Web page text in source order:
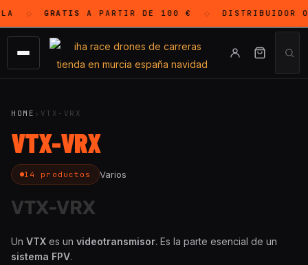
GRATISA PARTIR DE 100 € DISTRIBUIDOR
HOME › VTX-VRX
VTX-VRX
14 productos Varios
VTX-VRX
Un VTX es un videotransmisor. Es la parte esencial de un
sistema FPV.